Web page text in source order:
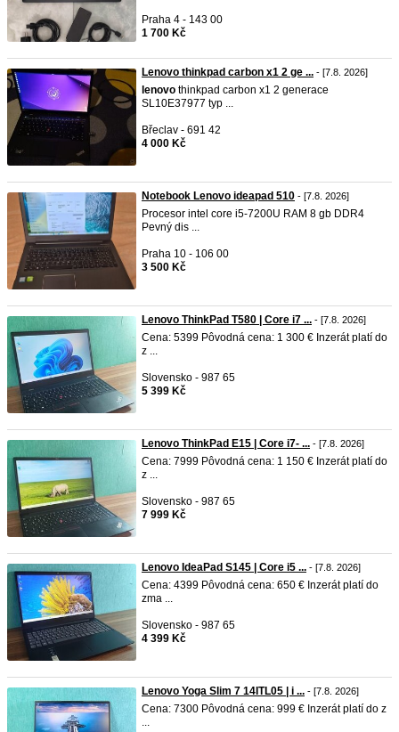
Praha 4 - 143 00
1 700 Kč
Lenovo thinkpad carbon x1 2 ge ... - [7.8. 2026]
lenovo thinkpad carbon x1 2 generace
SL10E37977 typ ...
Břeclav - 691 42
4 000 Kč
Notebook Lenovo ideapad 510 - [7.8. 2026]
Procesor intel core i5-7200U RAM 8 gb DDR4
Pevný dis ...
Praha 10 - 106 00
3 500 Kč
Lenovo ThinkPad T580 | Core i7 ... - [7.8. 2026]
Cena: 5399 Pôvodná cena: 1 300 € Inzerát platí do
z ...
Slovensko - 987 65
5 399 Kč
Lenovo ThinkPad E15 | Core i7- ... - [7.8. 2026]
Cena: 7999 Pôvodná cena: 1 150 € Inzerát platí do
z ...
Slovensko - 987 65
7 999 Kč
Lenovo IdeaPad S145 | Core i5 ... - [7.8. 2026]
Cena: 4399 Pôvodná cena: 650 € Inzerát platí do
zma ...
Slovensko - 987 65
4 399 Kč
Lenovo Yoga Slim 7 14ITL05 | i ... - [7.8. 2026]
Cena: 7300 Pôvodná cena: 999 € Inzerát platí do z
...